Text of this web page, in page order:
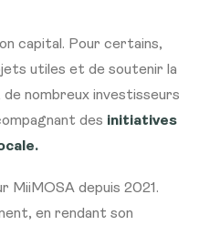
capital. Pour certains,
utiles et de soutenir la
de nombreux investisseurs
des initiatives
MiiMOSA depuis 2021.
en rendant son